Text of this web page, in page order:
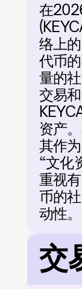
在
络上
代币
量的
交易
资产
其作
“文化
重视
币的
动性。
交